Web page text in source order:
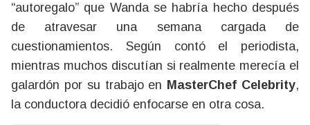
“autoregalo” que Wanda se habría hecho después
de atravesar una semana cargada de
cuestionamientos. Según contó el periodista,
mientras muchos discutían si realmente merecía el
galardón por su trabajo en MasterChef Celebrity,
la conductora decidió enfocarse en otra cosa.